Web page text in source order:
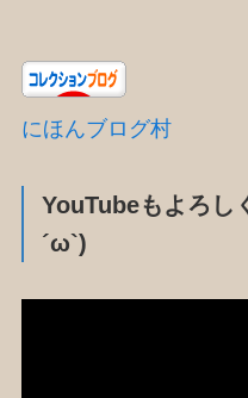
にほんブログ村
YouTubeもよろし
´ω`)